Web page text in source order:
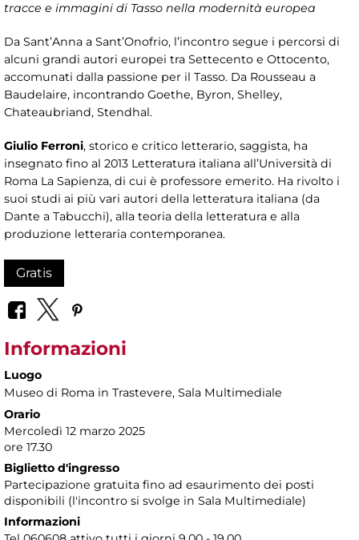
tracce e immagini di Tasso nella modernità europea
Da Sant’Anna a Sant’Onofrio, l’incontro segue i percorsi di
alcuni grandi autori europei tra Settecento e Ottocento,
accomunati dalla passione per il Tasso. Da Rousseau a
Baudelaire, incontrando Goethe, Byron, Shelley,
Chateaubriand, Stendhal.
Giulio Ferroni, storico e critico letterario, saggista, ha
insegnato fino al 2013 Letteratura italiana all’Università di
Roma La Sapienza, di cui è professore emerito. Ha rivolto i
suoi studi ai più vari autori della letteratura italiana (da
Dante a Tabucchi), alla teoria della letteratura e alla
produzione letteraria contemporanea.
Gratis
Informazioni
Luogo
Museo di Roma in Trastevere, Sala Multimediale
Orario
Mercoledì 12 marzo 2025
ore 17.30
Biglietto d'ingresso
Partecipazione gratuita fino ad esaurimento dei posti
disponibili (l'incontro si svolge in Sala Multimediale)
Informazioni